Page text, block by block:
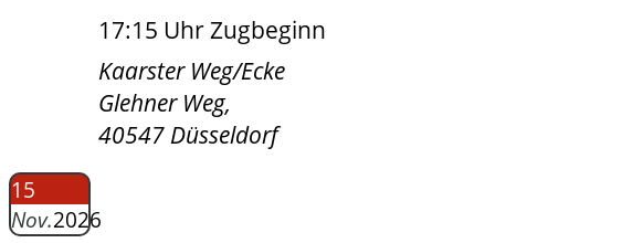
17:15 Uhr Zugbeginn
Kaarster Weg/Ecke
Glehner Weg,
40547 Düsseldorf
15
Nov.2026